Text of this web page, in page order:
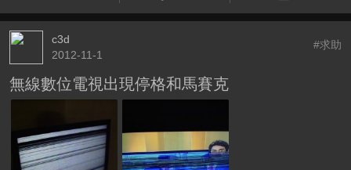
c3d
2012-11-1
#求助
無線數位電視出現停格和馬賽克